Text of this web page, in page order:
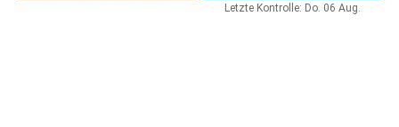
Letzte Kontrolle: Do. 06 Aug.